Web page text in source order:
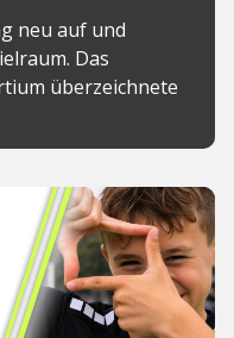
neu auf und
Das
überzeichnete